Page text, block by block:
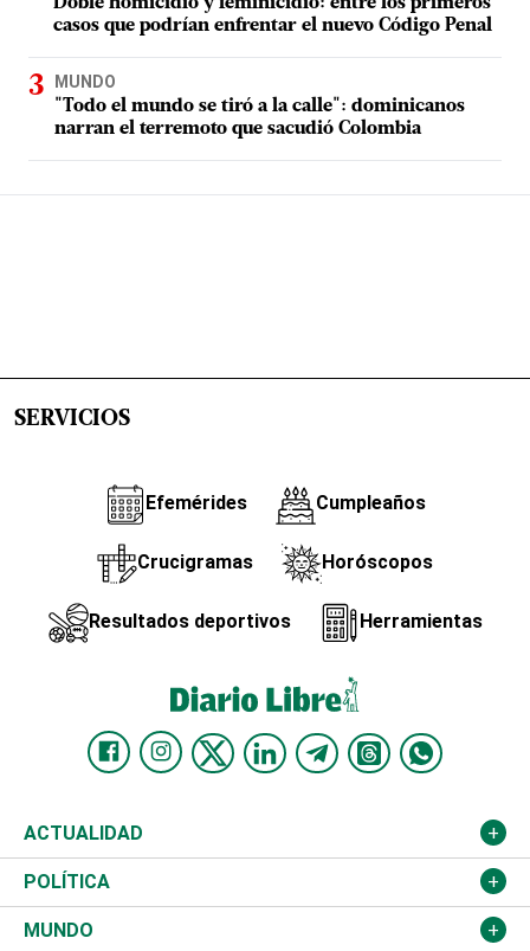
casos que podrían enfrentar el nuevo Código Penal
MUNDO
"Todo el mundo se tiró a la calle": dominicanos
narran el terremoto que sacudió Colombia
SERVICIOS
Efemérides Cumpleaños
Crucigramas Horóscopos
Resultados deportivos Herramientas
ACTUALIDAD
Nacional
Ciudad
POLÍTICA
Partidos
MUNDO